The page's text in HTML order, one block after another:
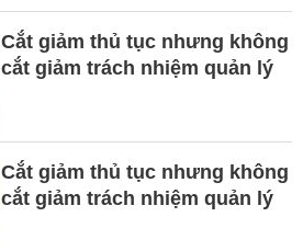
Cắt giảm thủ tục nhưng không
cắt giảm trách nhiệm quản lý
Cắt giảm thủ tục nhưng không
cắt giảm trách nhiệm quản lý